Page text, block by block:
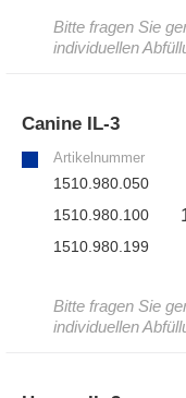
Bitte fragen Sie
individuellen
Canine IL-3
Artikelnummer
1510.980.050
1510.980.100
1510.980.199
Bitte fragen Sie
individuellen